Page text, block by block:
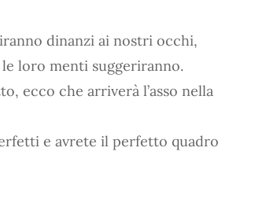
dinanzi ai nostri occhi,
loro menti suggeriranno.
ecco che arriverà l’asso nella
e avrete il perfetto quadro